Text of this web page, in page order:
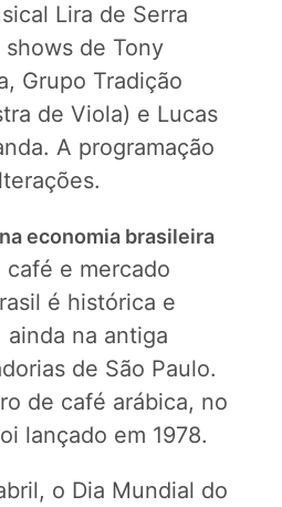
Lira de Serra
de Tony
Grupo Tradição
de Viola) e Lucas
A programação
economia brasileira
e mercado
é histórica e
ainda na antiga
de São Paulo.
de café arábica, no
lançado em 1978.
o Dia Mundial do